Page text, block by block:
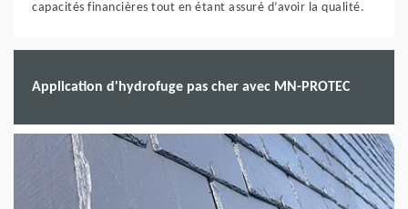
capacités financières tout en étant assuré d’avoir la qualité.
Application d'hydrofuge pas cher avec MN-PROTEC